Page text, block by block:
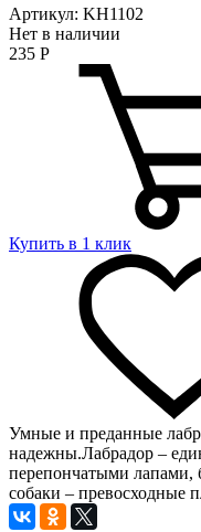
Артикул: KH1102
Нет в наличии
235 Р
Купить в 1 клик
Умные и преданные
надежны.Лабрадор –
перепончатыми лапами,
собаки – превосходные